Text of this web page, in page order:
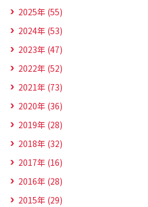
2025年 (55)
2024年 (53)
2023年 (47)
2022年 (52)
2021年 (73)
2020年 (36)
2019年 (28)
2018年 (32)
2017年 (16)
2016年 (28)
2015年 (29)